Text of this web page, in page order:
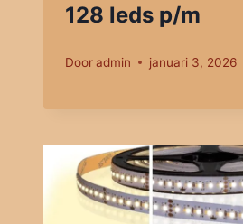
128 leds p/m
Dooradmin januari 3, 2026